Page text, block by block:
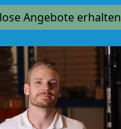
Angebote erhalten